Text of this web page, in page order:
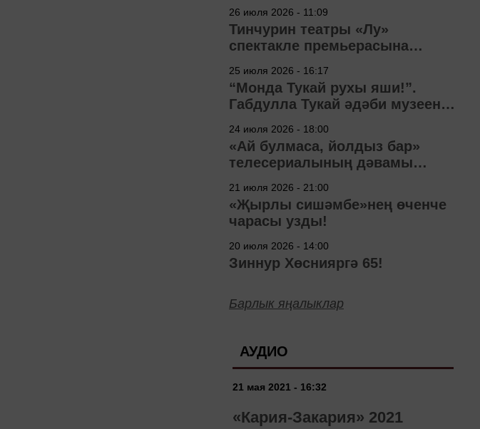
26 июля 2026 - 11:09
Тинчурин театры «Лу»
спектакле премьерасына
25 июля 2026 - 16:17
“Монда Тукай рухы яши!”.
Габдулла Тукай әдәби музеена
24 июля 2026 - 18:00
«Ай булмаса, йолдыз бар»
телесериалының дәвамы
21 июля 2026 - 21:00
«Җырлы сишәмбе»нең өченче
чарасы узды!
20 июля 2026 - 14:00
Зиннур Хөснияргә 65!
Барлык яңалыклар
АУДИО
21 мая 2021 - 16:32
«Кария-Закария» 2021